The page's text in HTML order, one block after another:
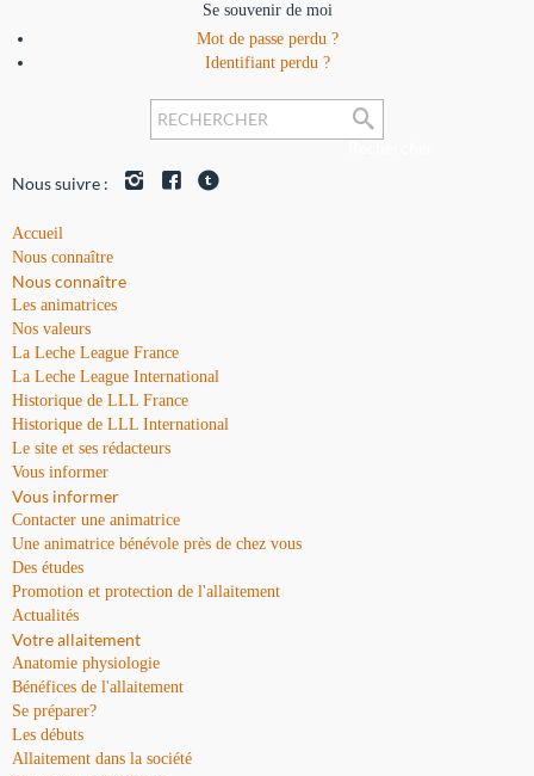
Se souvenir de moi
Mot de passe perdu ?
Identifiant perdu ?
Nous suivre :
Accueil
Nous connaître
Nous connaître
Les animatrices
Nos valeurs
La Leche League France
La Leche League International
Historique de LLL France
Historique de LLL International
Le site et ses rédacteurs
Vous informer
Vous informer
Contacter une animatrice
Une animatrice bénévole près de chez vous
Des études
Promotion et protection de l'allaitement
Actualités
Votre allaitement
Anatomie physiologie
Bénéfices de l'allaitement
Se préparer?
Les débuts
Allaitement dans la société